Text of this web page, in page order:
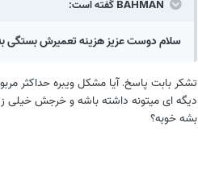
سلام دوست عزیز هزینه تعمیرش بستگی به مشکلی که
تشکر بابت پاسخ. آیا مشکل ویبره حداکثر
بشه خوبه؟